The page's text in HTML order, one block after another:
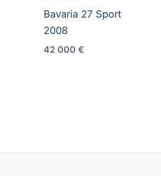
Bavaria 27 Sport
2008
42 000 €